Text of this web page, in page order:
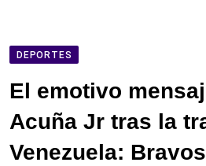
DEPORTES
El emotivo
Acuña Jr tras la
Venezuela: